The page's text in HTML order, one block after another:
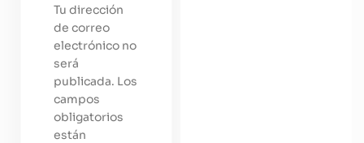
Tu dirección
de correo
electrónico no
será
publicada. Los
campos
obligatorios
están